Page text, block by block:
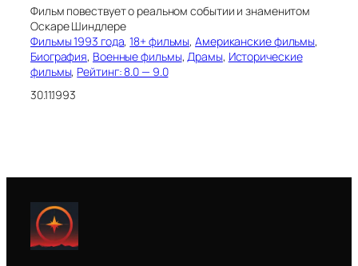
Фильм повествует о реальном событии и знаменитом
Оскаре Шиндлере
Фильмы 1993 года, 18+ фильмы, Американские фильмы
Биография, Военные фильмы, Драмы, Исторические
фильмы, Рейтинг: 8.0 — 9.0
30.11.1993